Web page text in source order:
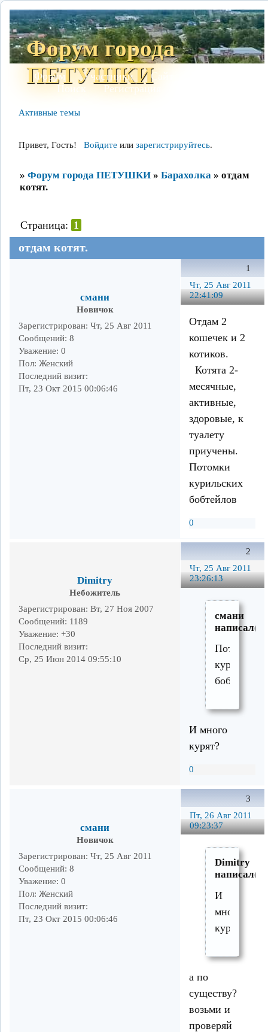
Форум города
ПЕТУШКИ
Форум Участники Сайт
Поиск
Регистрация
Активные темы
Привет, Гость! Войдите или зарегистрируйтесь.
» Форум города ПЕТУШКИ » Барахолка » отдам
котят.
отдам котят.
Страница: 1
1
Чт, 25 Авг 2011
22:41:09
смани
Новичок
Зарегистрирован: Чт, 25 Авг 2011
Сообщений: 8
Уважение: 0
Пол: Женский
Последний визит:
Пт, 23 Окт 2015 00:06:46
Отдам 2
кошечек и 2
котиков.
Котята 2-
месячные,
активные,
здоровые, к
туалету
приучены.
Потомки
курильских
бобтейлов
0
2
Чт, 25 Авг 2011
23:26:13
Dimitry
Небожитель
Зарегистрирован: Вт, 27 Ноя 2007
Сообщений: 1189
Уважение: +30
Последний визит:
Ср, 25 Июн 2014 09:55:10
смани
Потомки
курильских
бобтейлов
И много
курят?
0
3
Пт, 26 Авг 2011
09:23:37
смани
Новичок
Зарегистрирован: Чт, 25 Авг 2011
Сообщений: 8
Уважение: 0
Пол: Женский
Последний визит:
Пт, 23 Окт 2015 00:06:46
Dimitry
И
много
курят?
а по
существу?
возьми и
проверяй